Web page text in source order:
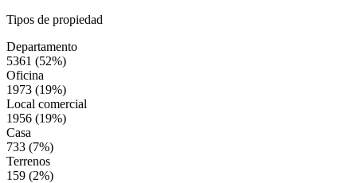
Tipos de propiedad
Departamento
5361 (52%)
Oficina
1973 (19%)
Local comercial
1956 (19%)
Casa
733 (7%)
Terrenos
159 (2%)